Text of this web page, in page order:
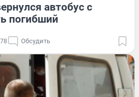
автобус с
погибший
Обсудить